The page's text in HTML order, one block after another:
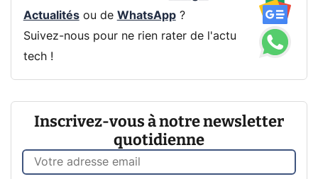
Actualitésou de WhatsApp?
Suivez-nous pour ne rien rater de l'actu
tech !
Inscrivez-vous à notre newsletter
quotidienne